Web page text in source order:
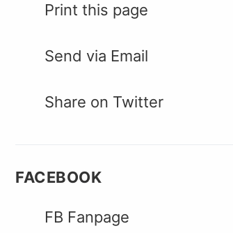
Print this page
Send via Email
Share on Twitter
FACEBOOK
FB Fanpage